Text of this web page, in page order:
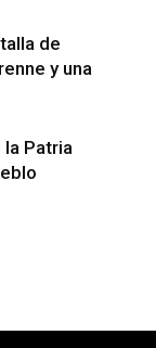
de
y una
la Patria